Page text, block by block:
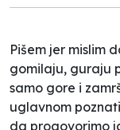
Pišem jer mislim
gomilaju, guraju
samo gore i
uglavnom
da progovorimo